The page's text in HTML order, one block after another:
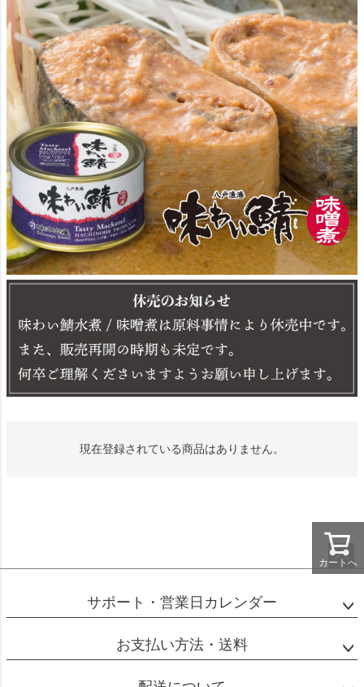
現在登録されている商品はありません。
カートへ
ペー
ップ
サポート・営業日カレンダー
お支払い方法・送料